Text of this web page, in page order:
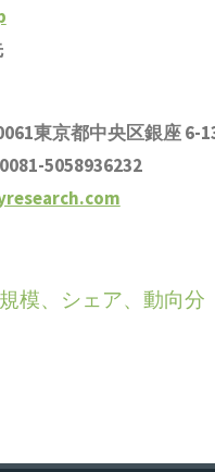
東京都中央区銀座 6-
5058936232
模、シェア、動向分